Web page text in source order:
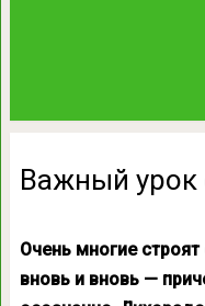
Важный урок
Очень многие
вновь и вновь —